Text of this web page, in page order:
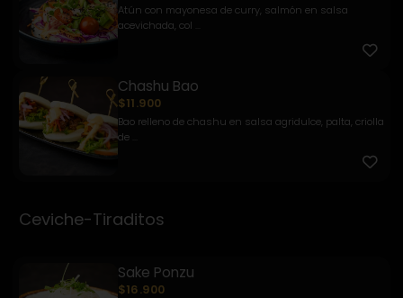
Atún con mayonesa de curry, salmón en salsa
acevichada, col ...
Chashu Bao
$11.900
Bao relleno de chashu en salsa agridulce, palta, criolla
de ...
Ceviche-Tiraditos
Sake Ponzu
$16.900